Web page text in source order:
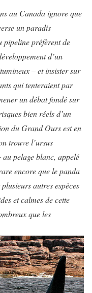
au Canada ignore que
un paradis
pipeline préfèrent de
d’un
– et insister sur
qui tenteraient par
un débat fondé sur
bien réels d’un
du Grand Ours est en
trouve l’ursus
pelage blanc, appelé
encore que le panda
autres espèces
et calmes de cette
que les